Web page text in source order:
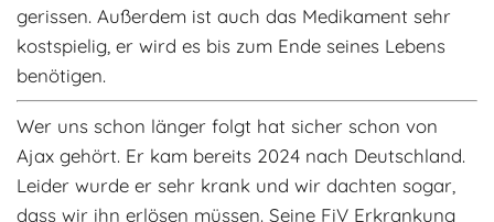
gerissen. Außerdem ist auch das Medikament sehr
kostspielig, er wird es bis zum Ende seines Lebens
benötigen.
Wer uns schon länger folgt hat sicher schon von
Ajax gehört. Er kam bereits 2024 nach Deutschland.
Leider wurde er sehr krank und wir dachten sogar,
dass wir ihn erlösen müssen. Seine FiV Erkrankung